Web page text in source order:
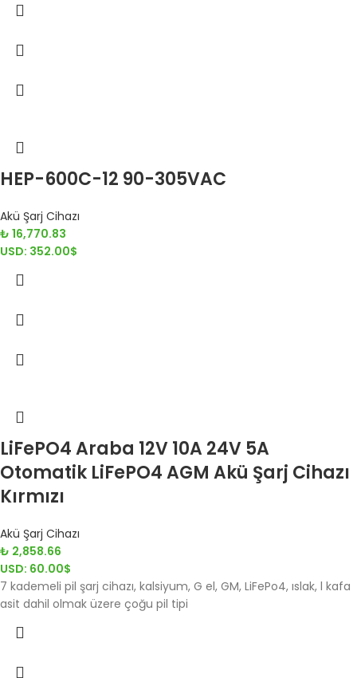
HEP-600C-12 90-305VAC
Akü Şarj Cihazı
₺ 16,770.83
USD: 352.00$
LiFePO4 Araba 12V 10A 24V 5A
Otomatik LiFePO4 AGM Akü Şarj Cihazı
Kırmızı
Akü Şarj Cihazı
₺ 2,858.66
USD: 60.00$
7 kademeli pil şarj cihazı, kalsiyum, G el, GM, LiFePo4, ıslak, l kafa
asit dahil olmak üzere çoğu pil tipi